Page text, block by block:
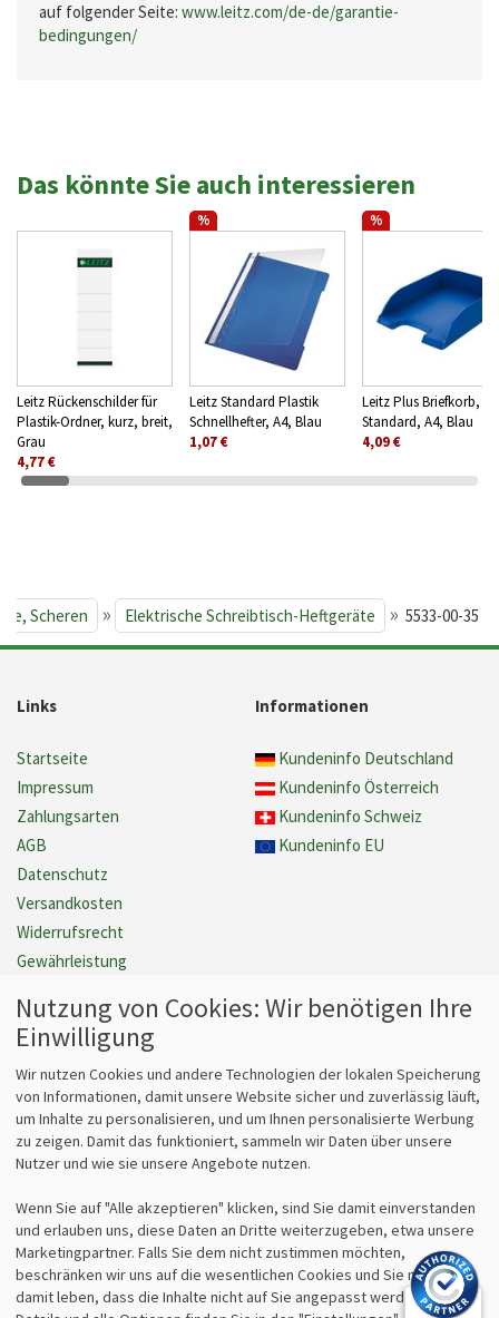
auf folgender Seite: www.leitz.com/de-de/garantie-
bedingungen/
Das könnte Sie auch interessieren
Leitz Rückenschilder für
Plastik-Ordner, kurz, breit,
Grau
4,77 €
%
Leitz Standard Plastik
Schnellhefter, A4, Blau
1,07 €
%
Leitz Plus Briefkorb,
Standard, A4, Blau
4,09 €
Scheren » Elektrische Schreibtisch-Heftgeräte » 5533-00-35
Links
Startseite
Impressum
Zahlungsarten
AGB
Datenschutz
Versandkosten
Widerrufsrecht
Gewährleistung
Cookie Einstellungen verwalten
Vertrag widerrufen
Informationen
Kundeninfo Deutschland
Kundeninfo Österreich
Kundeninfo Schweiz
Kundeninfo EU
Fragen
Kontaktformular
Fragen zum Vertrieb?
info@lz-fachshop.de
Fragen zum Internetshop?
webmaster@lz-fachshop.de
Kontakt
bits&paper GmbH
Sonnenstr. 6
85764 Oberschleißheim
Tel 089/315 70 30
Fax 089/315 33 45
Nutzung von Cookies: Wir benötigen Ihre
Einwilligung
Wir nutzen Cookies und andere Technologien der lokalen Speicherung
von Informationen, damit unsere Website sicher und zuverlässig läuft,
um Inhalte zu personalisieren, und um Ihnen personalisierte Werbung
zu zeigen. Damit das funktioniert, sammeln wir Daten über unsere
Nutzer und wie sie unsere Angebote nutzen.
Wenn Sie auf "Alle akzeptieren" klicken, sind Sie damit einverstanden
und erlauben uns, diese Daten an Dritte weiterzugeben, etwa unsere
Marketingpartner. Falls Sie dem nicht zustimmen möchten,
beschränken wir uns auf die wesentlichen Cookies und Sie müssen
damit leben, dass die Inhalte nicht auf Sie angepasst werden. Weitere